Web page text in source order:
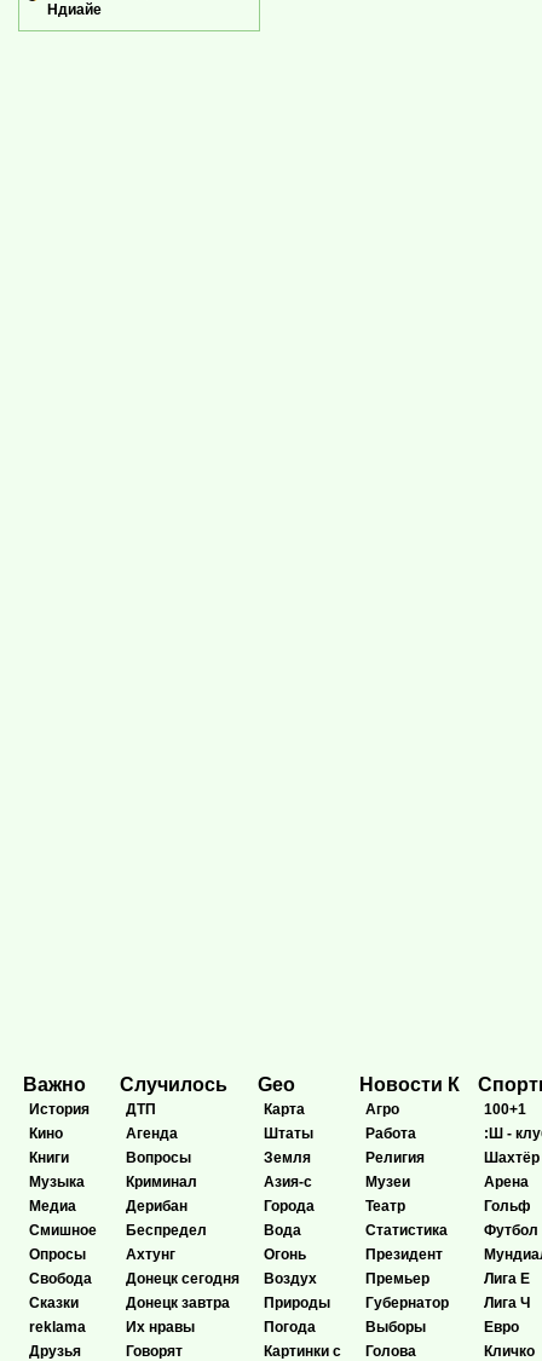
Ндиайе
Важно
История
Кино
Книги
Музыка
Медиа
Смишное
Опросы
Свобода
Сказки
reklama
Друзья
Случилось
ДТП
Агенда
Вопросы
Криминал
Дерибан
Беспредел
Ахтунг
Донецк сегодня
Донецк завтра
Их нравы
Говорят
Geo
Карта
Штаты
Земля
Азия-с
Города
Вода
Огонь
Воздух
Природы
Погода
Картинки с
Новости К
Агро
Работа
Религия
Музеи
Театр
Статистика
Президент
Премьер
Губернатор
Выборы
Голова
100+1
:Ш -
Шахтёр
Арена
Гольф
Футбол
Лига Е
Лига Ч
Евро
Кличко